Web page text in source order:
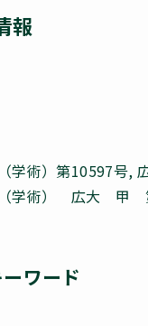
報
学術）第10597号,
学術） 広大 甲
ワード